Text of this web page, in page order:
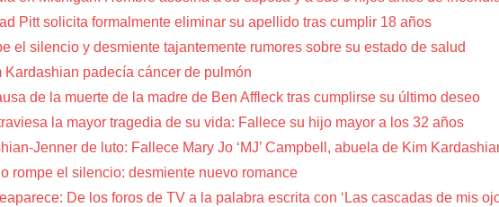
Pitt solicita formalmente eliminar su apellido tras cumplir 18 años
el silencio y desmiente tajantemente rumores sobre su estado de salud
Kardashian padecía cáncer de pulmón
de la muerte de la madre de Ben Affleck tras cumplirse su último deseo
la mayor tragedia de su vida: Fallece su hijo mayor a los 32 años
Jenner de luto: Fallece Mary Jo ‘MJ’ Campbell, abuela de Kim
rompe el silencio: desmiente nuevo romance
De los foros de TV a la palabra escrita con ‘Las cascadas de mis